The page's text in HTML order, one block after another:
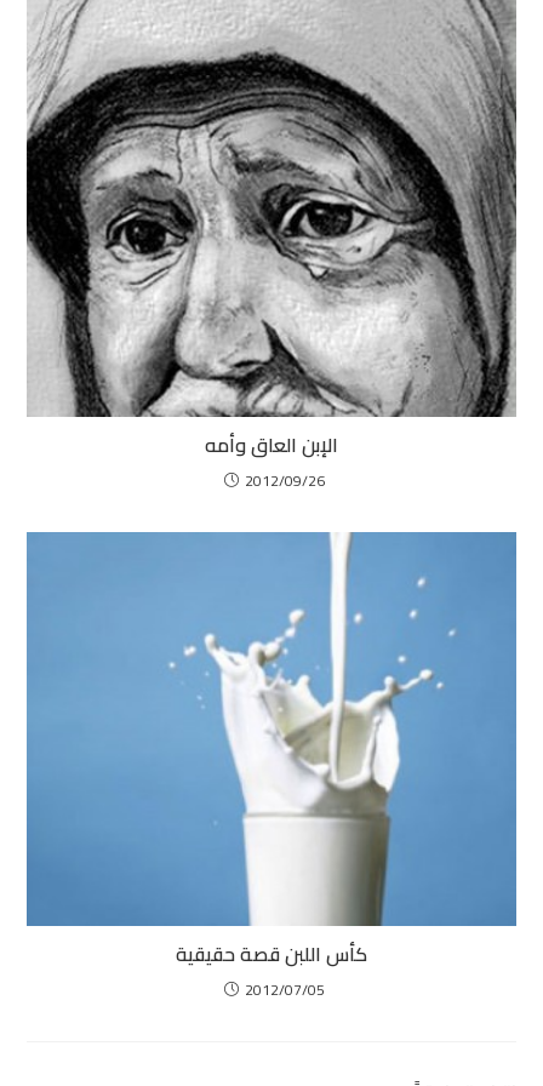
الإبن العاق وأمه
2012/09/26
كأس اللبن قصة حقيقية
2012/07/05